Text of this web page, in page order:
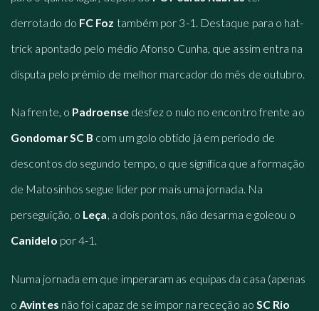
derrotado do FC Foz também por 3-1. Destaque para o hat-
trick apontado pelo médio Afonso Cunha, que assim entra na
disputa pelo prémio de melhor marcador do mês de outubro.
Na frente, o Padroensedesfez o nulo no encontro frente ao
Gondomar SC B com um golo obtido já em período de
descontos do segundo tempo, o que significa que a formação
de Matosinhos segue líder por mais uma jornada. Na
perseguição, o Leça, a dois pontos, não desarma e goleou o
Canidelo por 4-1.
Numa jornada em que imperaram as equipas da casa (apenas
o Avintes não foi capaz de se impor na receção ao SC Rio